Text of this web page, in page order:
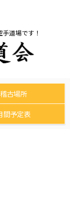
道場です！
稽古場所
間予定表